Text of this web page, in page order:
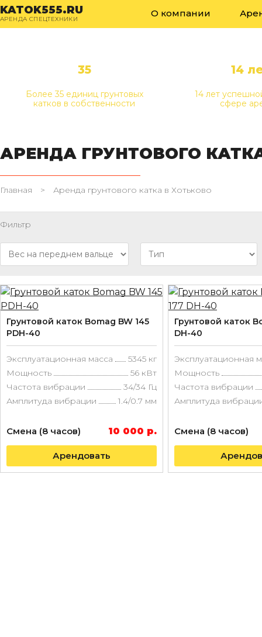
KATOK555.RU
АРЕНДА СПЕЦТЕХНИКИ
О компании
35
Более 35 единиц грунтовых
катков в собственности
14
14 лет
сфере
АРЕНДА ГРУНТОВОГО
Главная > Аренда грунтового катка в Хотьково
Фильтр
Грунтовой каток Bomag BW 145
PDH-40
Эксплуатационная масса
5345 кг
Мощность
56 кВт
Частота вибрации
34/34 Гц
Амплитуда вибрации
1.4/0.7 мм
Смена (8 часов) 10 000 р.
Арендовать
Грунтовой каток
DH-40
Эксплуатационная
Мощность
Частота вибрации
Амплитуда
Смена (8 часов)